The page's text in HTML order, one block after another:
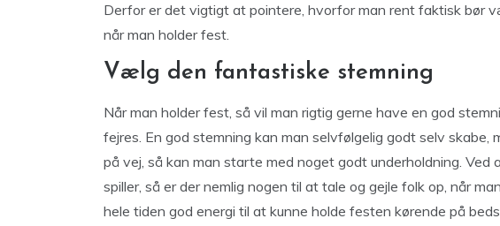
Derfor er det vigtigt at pointere, hvorfor man rent faktisk bør
når man holder fest.
Vælg den fantastiske stemning
Når man holder fest, så vil man rigtig gerne have en god
fejres. En god stemning kan man selvfølgelig godt selv skabe,
på vej, så kan man starte med noget godt underholdning.
spiller, så er der nemlig nogen til at tale og gejle folk op, når
hele tiden god energi til at kunne holde festen kørende på